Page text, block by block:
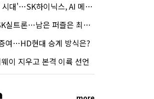
이닉스, AI 메모리 표준 선점 나섰다
…남은 퍼즐은 최태원 지분 29.4%
여…HD현대 승계 방식은?
이 지우고 본격 이륙 선언